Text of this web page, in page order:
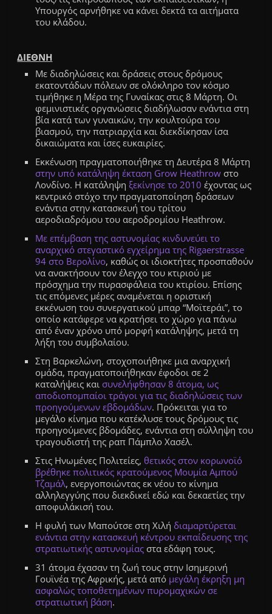
Υπουργός αρνήθηκε να κάνει δεκτά τα αιτήματα
του κλάδου.
ΔΙΕΘΝΗ
Με διαδηλώσεις και δράσεις στους δρόμους
εκατοντάδων πόλεων σε ολόκληρο τον κόσμο
τιμήθηκε η Μέρα της Γυναίκας στις 8 Μάρτη. Οι
φεμινιστικές οργανώσεις διαδήλωσαν ενάντια στη
βία κατά των γυναικών, την κουλτούρα του
βιασμού, την πατριαρχία και διεκδίκησαν ίσα
δικαιώματα και ίσες ευκαιρίες.
Εκκένωση πραγματοποιήθηκε τη Δευτέρα 8 Μάρτη
στην υπό κατάληψη έκταση Grow Heathrow στο
Λονδίνο. Η κατάληψηξεκίνησε το 2010 έχοντας ως
κεντρικό στόχο την πραγματοποίηση δράσεων
ενάντια στην κατασκευή του τρίτου
αεροδιαδρόμου του αεροδρομίου Heathrow.
Με επέμβαση της αστυνομίας κινδυνεύει το
αναρχικό στεγαστικό εγχείρημα της Rigaerstrasse
94 στο Βερολίνο, καθώς οι ιδιοκτήτες προσπαθούν
να ανακτήσουν τον έλεγχο του κτιριού με
πρόσχημα την πυρασφάλεια του κτιρίου. Επίσης
τις επόμενες μέρες αναμένεται η οριστική
εκκένωση του συνεργατικού μπαρ “Μοϊτεράι”, το
οποίο κατάφερε να κρατήσει το χώρο για πάνω
από έναν χρόνο υπό μορφή κατάληψης, μετά τη
λήξη του συμβολαίου.
Στη Βαρκελώνη, στοχοποιήθηκε μια αναρχική
ομάδα, πραγματοποιήθηκαν έφοδοι σε 2
καταλήψεις καισυνελήφθησαν 8 άτομα, ως
αποδιοπομπαίοι τράγοι για τις διαδηλώσεις των
προηγούμενων εβδομάδων. Πρόκειται για το
μεγάλο κίνημα που κατέκλυσε τους δρόμους τις
προηγούμενες βδομάδες, ενάντια στη σύλληψη του
τραγουδιστή της ραπ Πάμπλο Χασέλ.
Στις Ηνωμένες Πολιτείες,θετικός στον κορωνοϊό
βρέθηκε πολιτικός κρατούμενος Μουμία Αμπού
Τζαμάλ, ενεργοποιώντας εκ νέου το κίνημα
αλληλεγγύης που διεκδικεί εδώ και δεκαετίες την
αποφυλάκισή του.
Η φυλή των Μαπούτσε στη Χιλήδιαμαρτύρεται
ενάντια στην κατασκευή κέντρου εκπαίδευσης της
στρατιωτικής αστυνομίας στα εδάφη τους.
31 άτομα έχασαν τη ζωή τους στην Ισημερινή
Γουϊνέα της Αφρικής, μετά από μεγάλη έκρηξη μη
ασφαλώς τοποθετημένων πυρομαχικών σε
στρατιωτική βάση.